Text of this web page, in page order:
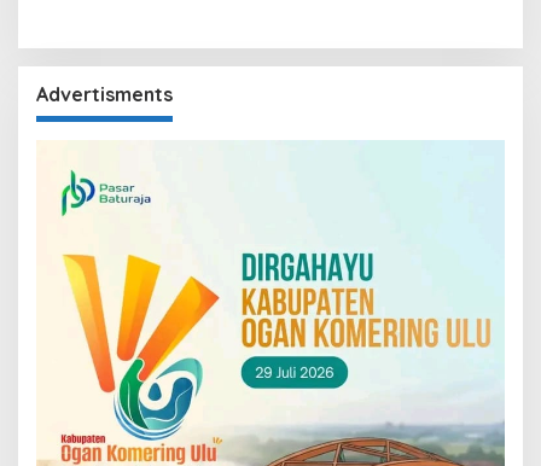
Advertisments